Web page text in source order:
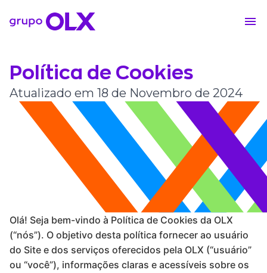
Política de Cookies
Atualizado em 18 de Novembro de 2024
Olá! Seja bem-vindo à Política de Cookies da OLX
(“nós”). O objetivo desta política fornecer ao usuário
do Site e dos serviços oferecidos pela OLX (“usuário”
ou “você”), informações claras e acessíveis sobre os